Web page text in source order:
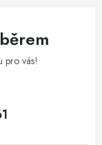
pro vás!